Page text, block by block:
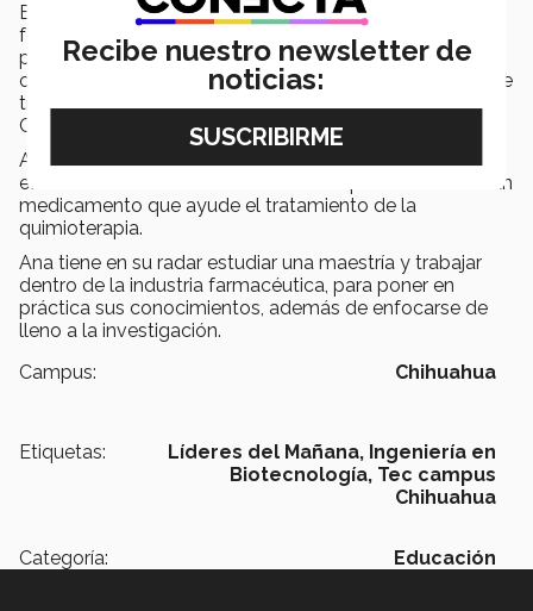
En octavo semestre y gracias a la convocatoria para
formar parte del programa Mitacs Globalink enfocado
principalmente a la Biotecnología, obtuvo la
oportunidad de realizar una estancia de investigación de
tres meses en la Universidad de Saskatchewan en
Canadá.
Ahí desarrollo un proyecto que buscaba rastrear los
efectos de los fármacos en el cáncer para desarrollar un
medicamento que ayude el tratamiento de la
quimioterapia.
Ana tiene en su radar estudiar una maestría y trabajar
dentro de la industria farmacéutica, para poner en
práctica sus conocimientos, además de enfocarse de
lleno a la investigación.
Campus:
Chihuahua
Etiquetas: Líderes del Mañana, Ingeniería en
Biotecnología, Tec campus
Chihuahua
Categoría: Educación
Recibe nuestro newsletter de
noticias: